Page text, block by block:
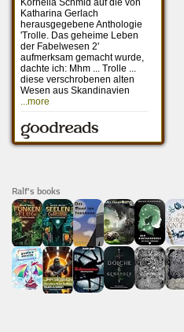
Ralf's books